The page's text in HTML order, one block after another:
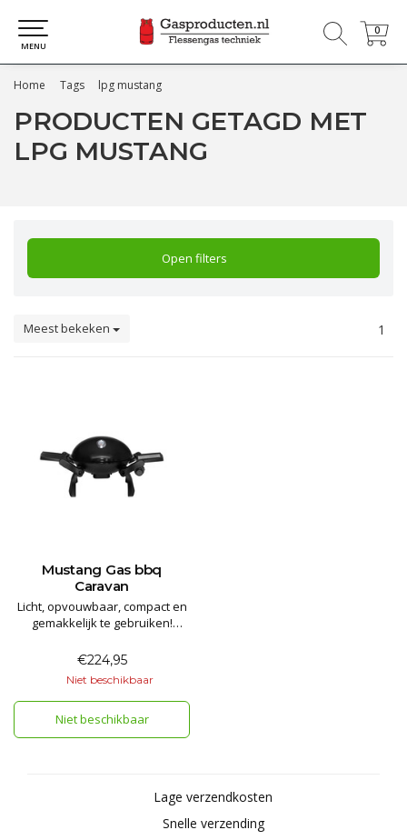
0
0
MENU
Home Tags lpg mustang
PRODUCTEN GETAGD MET
LPG MUSTANG
Open filters
Meest bekeken 1
Mustang Gas bbq
Caravan
Licht, opvouwbaar, compact en
gemakkelijk te gebruiken!
roosters.
€224,95
Niet beschikbaar
Niet beschikbaar
Lage verzendkosten
Snelle verzending